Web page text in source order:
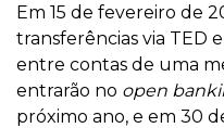
Em 15 de fevereiro de
transferências via TED
entre contas de uma
entrarão no open
próximo ano, e em 30